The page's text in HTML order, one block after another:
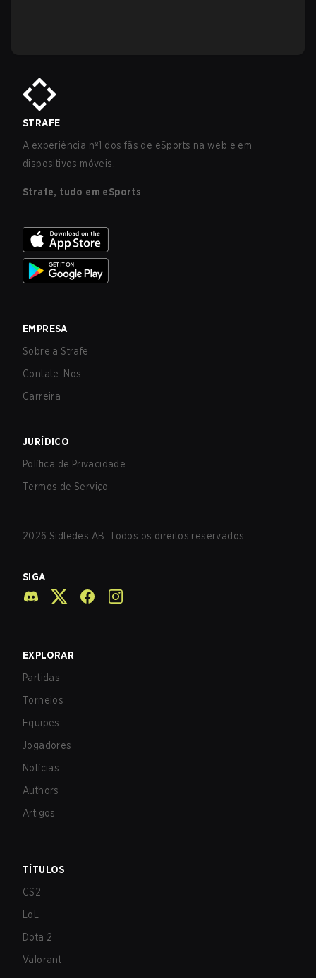
STRAFE
A experiência nº1 dos fãs de eSports na web e em
dispositivos móveis.
Strafe, tudo em eSports
EMPRESA
Sobre a Strafe
Contate-Nos
Carreira
JURÍDICO
Política de Privacidade
Termos de Serviço
2026 Sidledes AB. Todos os direitos reservados.
SIGA
EXPLORAR
Partidas
Torneios
Equipes
Jogadores
Notícias
Authors
Artigos
TÍTULOS
CS2
LoL
Dota 2
Valorant